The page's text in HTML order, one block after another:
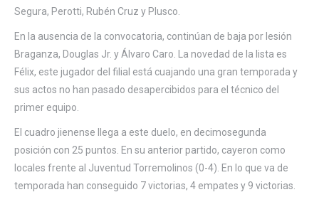
Segura, Perotti, Rubén Cruz y Plusco.
En la ausencia de la convocatoria, continúan de baja por lesión
Braganza, Douglas Jr. y Álvaro Caro. La novedad de la lista es
Félix, este jugador del filial está cuajando una gran temporada y
sus actos no han pasado desapercibidos para el técnico del
primer equipo.
El cuadro jienense llega a este duelo, en decimosegunda
posición con 25 puntos. En su anterior partido, cayeron como
locales frente al Juventud Torremolinos (0-4). En lo que va de
temporada han conseguido 7 victorias, 4 empates y 9 victorias.